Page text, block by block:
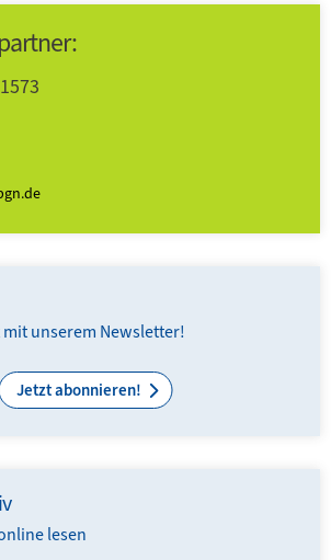
unserem Newsletter!
Jetzt abonnieren!
lesen